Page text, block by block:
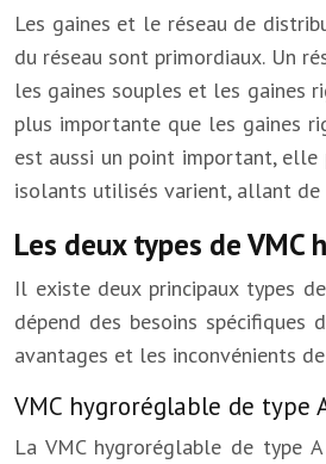
Les gaines et le réseau de
du réseau sont primordiaux. Un
les gaines souples et les gaines
plus importante que les gaines
est aussi un point important, elle
isolants utilisés varient, allant de
Les deux types de VMC
Il existe deux principaux types
dépend des besoins
avantages et les inconvénients
VMC hygroréglable de type
La VMC hygroréglable de type